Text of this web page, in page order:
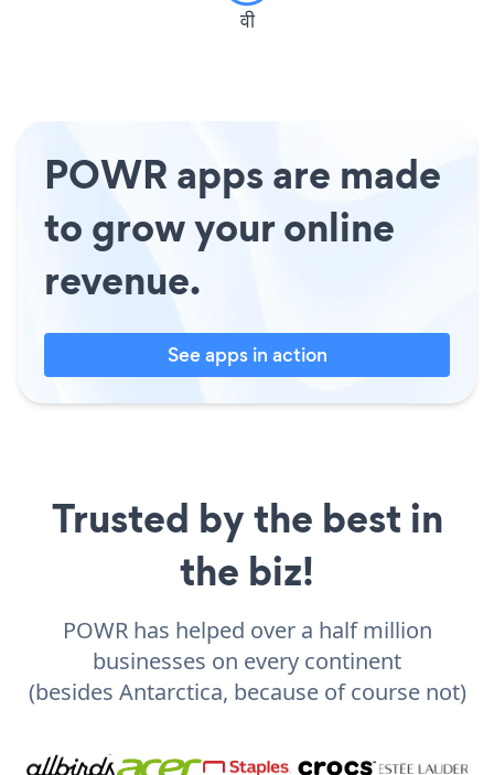
वी
POWR apps are made
to grow your online
revenue.
See apps in action
Trusted by the best in
the biz!
POWR has helped over a half million
businesses on every continent
(besides Antarctica, because of course not)